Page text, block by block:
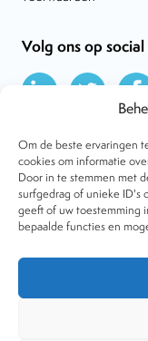
Om de beste ervaringen
cookies om informatie
Door in te stemmen met
surfgedrag of unieke ID's
geeft of uw toestemming
bepaalde functies en
Volg ons op
Over VtdK
Contact
Nieuws
Behandelwijzen
Dossiers
Tijdschrift